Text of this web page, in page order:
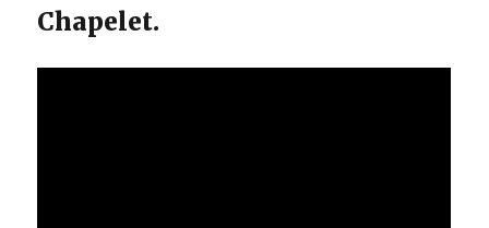
Chapelet.